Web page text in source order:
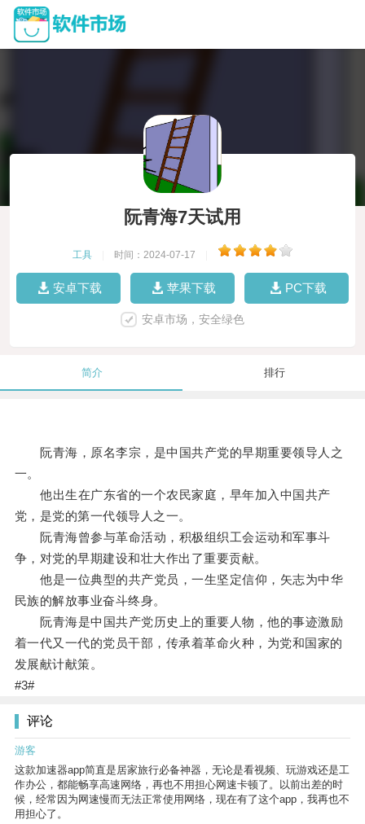
阮青海7天试用
工具 时间：2024-07-17
安卓下载 苹果下载 PC下载
安卓市场，安全绿色
简介 排行
阮青海，原名李宗，是中国共产党的早期重要领导人之
一。
他出生在广东省的一个农民家庭，早年加入中国共产
党，是党的第一代领导人之一。
阮青海曾参与革命活动，积极组织工会运动和军事斗
争，对党的早期建设和壮大作出了重要贡献。
他是一位典型的共产党员，一生坚定信仰，矢志为中华
民族的解放事业奋斗终身。
阮青海是中国共产党历史上的重要人物，他的事迹激励
着一代又一代的党员干部，传承着革命火种，为党和国家的
发展献计献策。
#3#
评论
游客
这款加速器app简直是居家旅行必备神器，无论是看视频、玩游戏还是工
作办公，都能畅享高速网络，再也不用担心网速卡顿了。以前出差的时
候，经常因为网速慢而无法正常使用网络，现在有了这个app，我再也不
用担心了。